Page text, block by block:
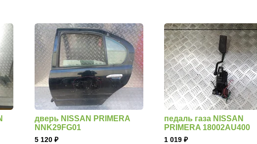
дверь NISSAN PRIMERA
NNK29FG01
5 120
педаль газа NISSAN
PRIMERA 18002AU400
1 019